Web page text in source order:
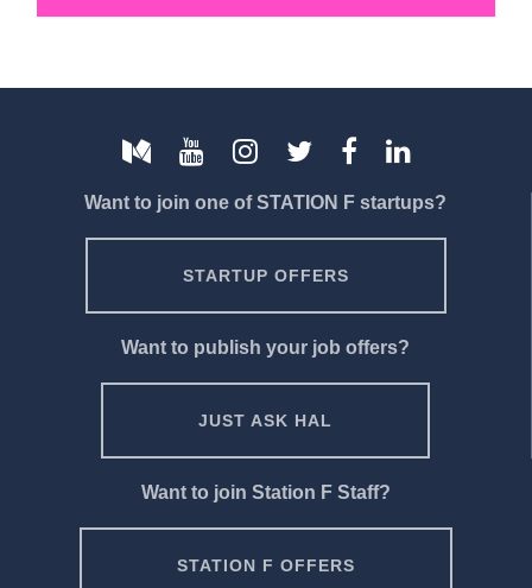
Want to join one of STATION F startups?
STARTUP OFFERS
Want to publish your job offers?
JUST ASK HAL
Want to join Station F Staff?
STATION F OFFERS